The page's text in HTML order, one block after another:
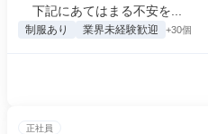
下記にあてはまる不安を...
制服あり 業界未経験歓迎 +30個
正社員